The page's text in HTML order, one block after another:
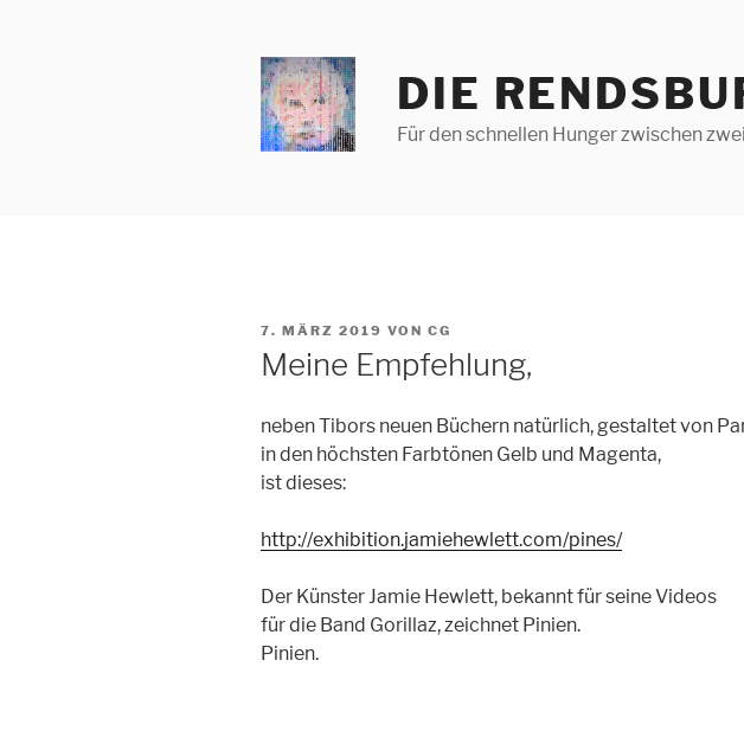
DIE
Für den schnellen Hunger zwischen
VERÖFFENTLICHT
7. MÄRZ 2019 VON CG
Meine Empfehlung,
neben Tibors neuen Büchern natürlich, gestaltet von
in den höchsten Farbtönen Gelb und Magenta,
ist dieses:
http://exhibition.jamiehewlett.com/pines/
Der Künster Jamie Hewlett, bekannt für seine Videos
für die Band Gorillaz, zeichnet Pinien.
Pinien.